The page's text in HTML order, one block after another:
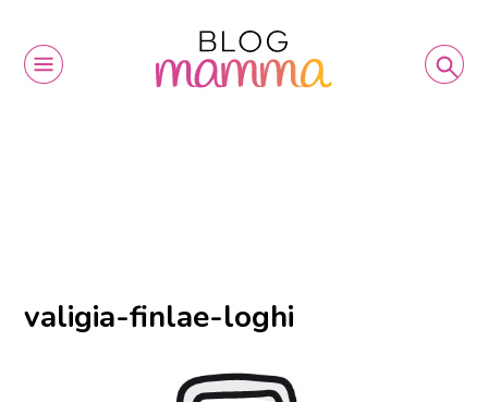
valigia-finlae-loghi